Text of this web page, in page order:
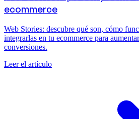
ecommerce
Web Stories: descubre qué son, cómo
integrarlas en tu ecommerce para
conversiones.
Leer el artículo